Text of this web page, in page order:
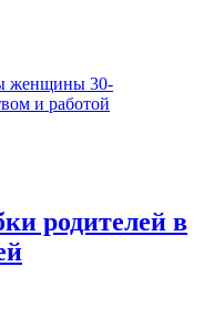
женщины 30-
и работой
родителей в